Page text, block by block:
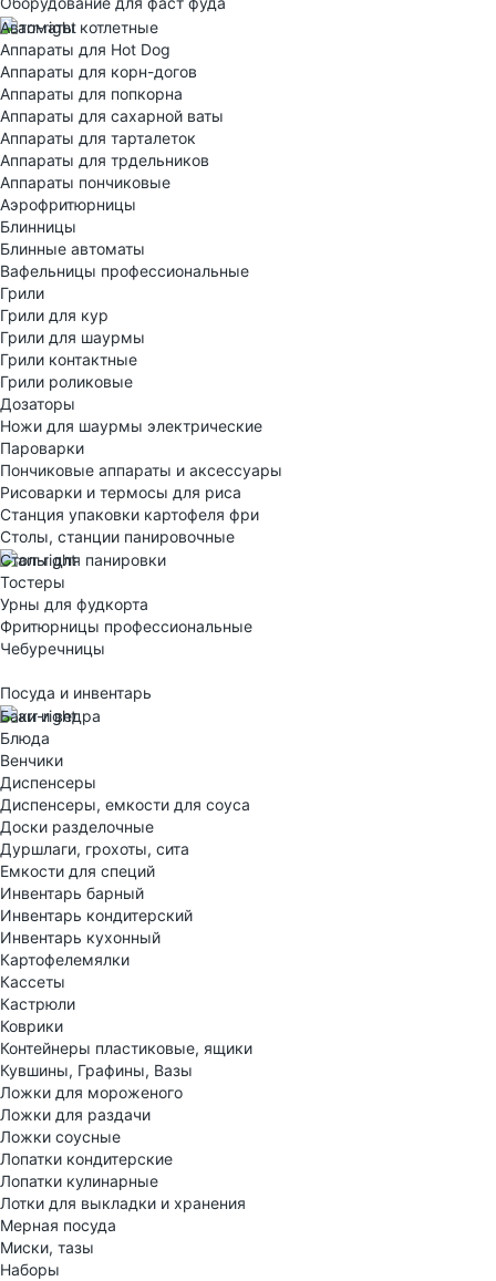
Автоматы котлетные
Аппараты для Hot Dog
Аппараты для корн-догов
Аппараты для попкорна
Аппараты для сахарной ваты
Аппараты для тарталеток
Аппараты для трдельников
Аппараты пончиковые
Аэрофритюрницы
Блинницы
Блинные автоматы
Вафельницы профессиональные
Грили
Грили для кур
Грили для шаурмы
Грили контактные
Грили роликовые
Дозаторы
Ножи для шаурмы электрические
Пароварки
Пончиковые аппараты и аксессуары
Рисоварки и термосы для риса
Станция упаковки картофеля фри
Столы, станции панировочные
Столы для панировки
Тостеры
Урны для фудкорта
Фритюрницы профессиональные
Чебуречницы
Посуда и инвентарь
Баки и ведра
Блюда
Венчики
Диспенсеры
Диспенсеры, емкости для соуса
Доски разделочные
Дуршлаги, грохоты, сита
Емкости для специй
Инвентарь барный
Инвентарь кондитерский
Инвентарь кухонный
Картофелемялки
Кассеты
Кастрюли
Коврики
Контейнеры пластиковые, ящики
Кувшины, Графины, Вазы
Ложки для мороженого
Ложки для раздачи
Ложки соусные
Лопатки кондитерские
Лопатки кулинарные
Лотки для выкладки и хранения
Мерная посуда
Миски, тазы
Наборы